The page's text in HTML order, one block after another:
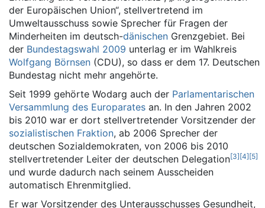
der Europäischen Union“, stellvertretend im
Umweltausschuss sowie Sprecher für Fragen der
Minderheiten im deutsch-dänischen Grenzgebiet. Bei
der Bundestagswahl 2009 unterlag er im Wahlkreis
Wolfgang Börnsen (CDU), so dass er dem 17. Deutschen
Bundestag nicht mehr angehörte.
Seit 1999 gehörte Wodarg auch der Parlamentarischen
Versammlung des Europarates an. In den Jahren 2002
bis 2010 war er dort stellvertretender Vorsitzender der
sozialistischen Fraktion, ab 2006 Sprecher der
deutschen Sozialdemokraten, von 2006 bis 2010
stellvertretender Leiter der deutschen Delegation[3][4][5]
und wurde dadurch nach seinem Ausscheiden
automatisch Ehrenmitglied.
Er war Vorsitzender des Unterausschusses Gesundheit,